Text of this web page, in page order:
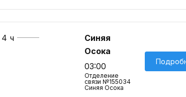
4 ч
Синяя
Осока
03:00
Отделение
связи №155034
Синяя Осока